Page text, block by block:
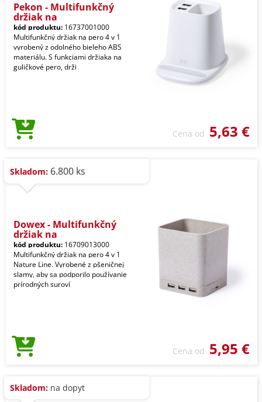
Pekon - Multifunkčný
držiak na
kód produktu: 16737001000
Multifunkčný držiak na pero 4 v 1
vyrobený z odolného bieleho ABS
materiálu. S funkciami držiaka na
guličkové pero, drži
Cena od 5,63 €
Skladom: 6.800 ks
Dowex - Multifunkčný
držiak na
kód produktu: 16709013000
Multifunkčný držiak na pero 4 v 1
Nature Line. Vyrobené z pšeničnej
slamy, aby sa podporilo používanie
prírodných suroví
Cena od 5,95 €
Skladom: na dopyt